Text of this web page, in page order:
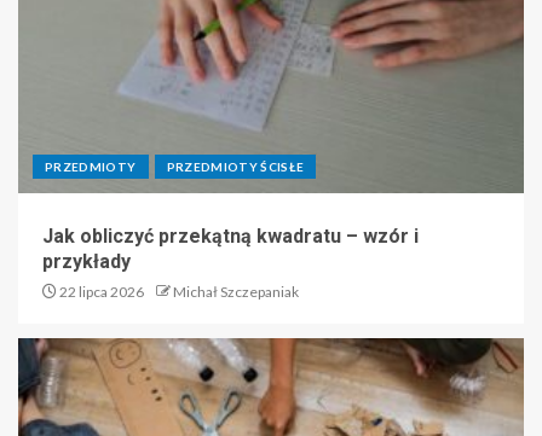
PRZEDMIOTY PRZEDMIOTY ŚCISŁE
Jak obliczyć przekątną kwadratu – wzór i
przykłady
22 lipca 2026 Michał Szczepaniak